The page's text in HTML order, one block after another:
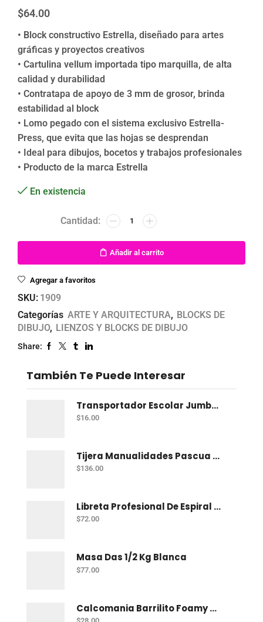
$64.00
• Block constructivo Estrella, diseñado para artes
gráficas y proyectos creativos
• Cartulina vellum importada tipo marquilla, de alta
calidad y durabilidad
• Contratapa de apoyo de 3 mm de grosor, brinda
estabilidad al block
• Lomo pegado con el sistema exclusivo Estrella-
Press, que evita que las hojas se desprendan
• Ideal para dibujos, bocetos y trabajos profesionales
• Producto de la marca Estrella
En existencia
Añadir al carrito
Agregar a favoritos
SKU: 1909
Categorías ARTE Y ARQUITECTURA, BLOCKS DE
DIBUJO, LIENZOS Y BLOCKS DE DIBUJO
Share:
También Te Puede Interesar
Transportador Escolar Jumbo Plastico 360 Grados
$16.00
Tijera Manualidades Pascua P/Foamy Ondas
$136.00
Libreta Profesional De Espiral Norma Color 100 H Bco
$72.00
Masa Das 1/2 Kg Blanca
$77.00
Calcomania Barrilito Foamy Dinosaurios